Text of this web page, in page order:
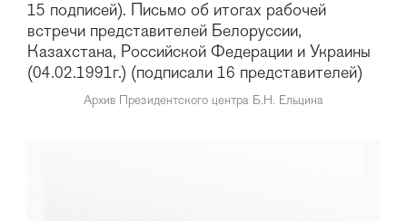
15 подписей). Письмо об итогах рабочей
встречи представителей Белоруссии,
Казахстана, Российской Федерации и Украины
(04.02.1991г.) (подписали 16 представителей)
Архив Президентского центра Б.Н. Ельцина